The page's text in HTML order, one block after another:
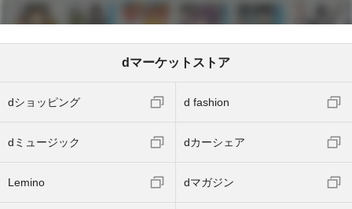
dマーケットストア
dショッピング d fashion
dミュージック dカーシェア
Lemino dマガジン